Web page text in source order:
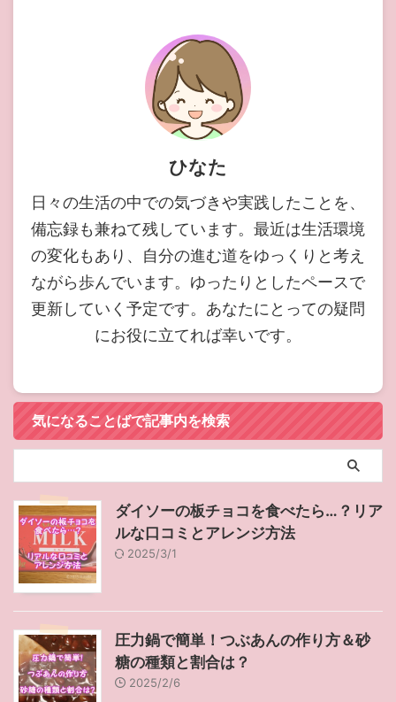
ひなた
日々の生活の中での気づきや実践したことを、
備忘録も兼ねて残しています。最近は生活環境
の変化もあり、自分の進む道をゆっくりと考え
ながら歩んでいます。ゆったりとしたペースで
更新していく予定です。あなたにとっての疑問
にお役に立てれば幸いです。
気になることばで記事内を検索
ダイソーの板チョコを食べたら…？リア
ルな口コミとアレンジ方法
2025/3/1
圧力鍋で簡単！つぶあんの作り方＆砂
糖の種類と割合は？
2025/2/6